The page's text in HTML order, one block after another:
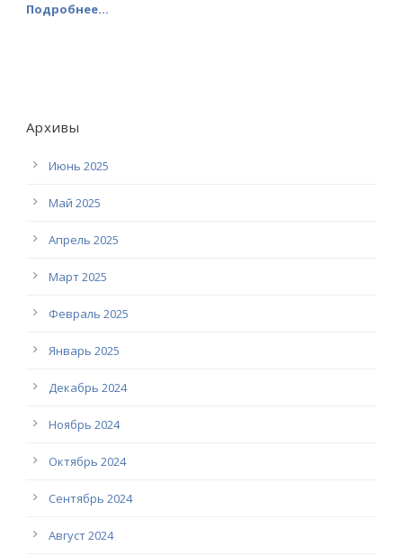
Подробнее...
Архивы
Июнь 2025
Май 2025
Апрель 2025
Март 2025
Февраль 2025
Январь 2025
Декабрь 2024
Ноябрь 2024
Октябрь 2024
Сентябрь 2024
Август 2024